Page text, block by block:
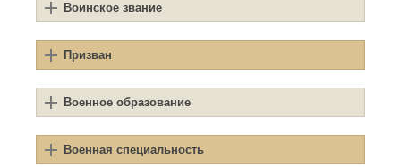
Воинское звание
Призван
Военное образование
Военная специальность